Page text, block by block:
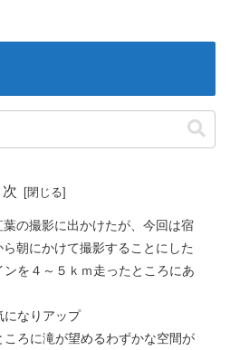
次
の撮影に出かけたが、今回は宿
朝にかけて撮影することにした
を４～５ｋｍ走ったところにあ
になりアップ
ろに滝が望めるわずかな空間が